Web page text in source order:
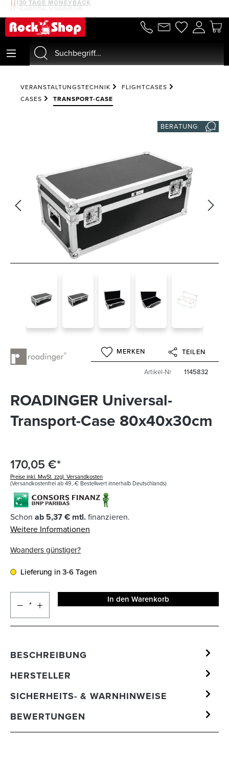
3 JAHRE GARANTIE
30 TAGE MONEYBACK
VERANSTALTUNGSTECHNIK
FLIGHTCASES
CASES
TRANSPORT-CASE
BERATUNG
MERKEN TEILEN
Artikel-Nr 1145832
ROADINGER Universal-
Transport-Case 80x40x30cm
170,05 €*
Preise inkl. MwSt. zzgl. Versandkosten
(Versandkostenfrei ab 49,-€ Bestellwert innerhalb Deutschlands)
Schon ab 5,37 € mtl.finanzieren.
Weitere Informationen
Woanders günstiger?
Lieferung in 3-6 Tagen
In den Warenkorb
BESCHREIBUNG
HERSTELLER
SICHERHEITS- & WARNHINWEISE
BEWERTUNGEN